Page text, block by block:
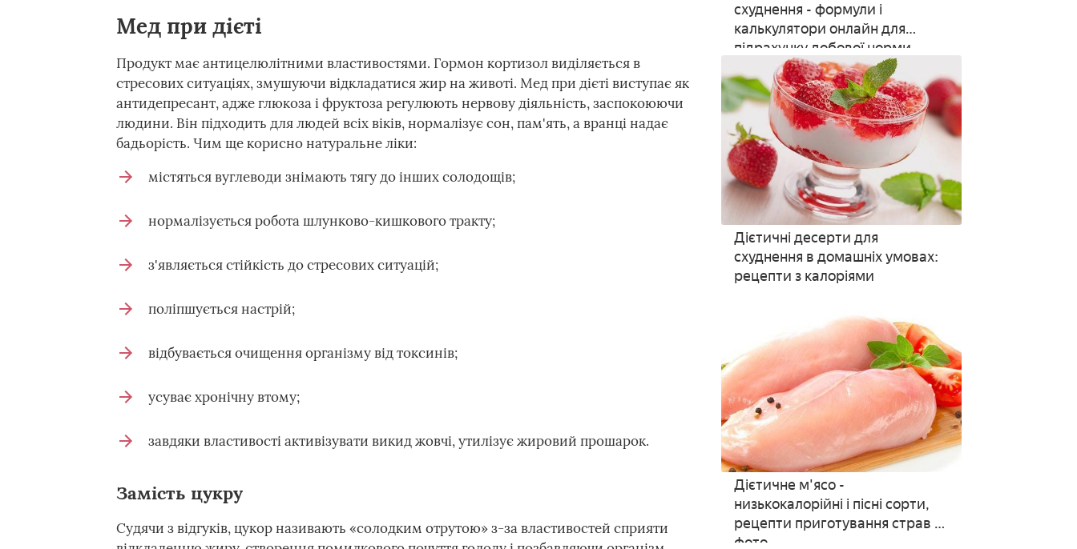
Мед при дієті
Продукт має антицелюлітними властивостями. Гормон кортизол виділяється в
стресових ситуаціях, змушуючи відкладатися жир на животі. Мед при дієті виступає як
антидепресант, адже глюкоза і фруктоза регулюють нервову діяльність, заспокоюючи
людини. Він підходить для людей всіх віків, нормалізує сон, пам'ять, а вранці надає
бадьорість. Чим ще корисно натуральне ліки:
містяться вуглеводи знімають тягу до інших солодощів;
нормалізується робота шлунково-кишкового тракту;
з'являється стійкість до стресових ситуацій;
поліпшується настрій;
відбувається очищення організму від токсинів;
усуває хронічну втому;
завдяки властивості активізувати викид жовчі, утилізує жировий прошарок.
Замість цукру
Судячи з відгуків, цукор називають «солодким отрутою» з-за властивостей сприяти
схуднення - формули і
калькулятори онлайн для
підрахунку добової норми
Дієтичні десерти для
схуднення в домашніх умовах:
рецепти з калоріями
Дієтичне м'ясо -
низькокалорійні і пісні сорти,
рецепти приготування страв з
фото